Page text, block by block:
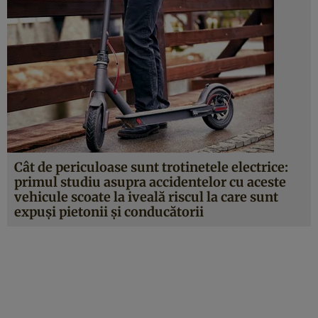
Cât de periculoase sunt trotinetele electrice:
primul studiu asupra accidentelor cu aceste
vehicule scoate la iveală riscul la care sunt
expuşi pietonii şi conducătorii